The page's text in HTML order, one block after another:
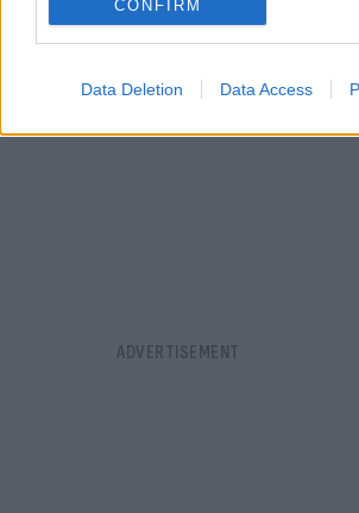
CONFIRM
Data Deletion Data Access